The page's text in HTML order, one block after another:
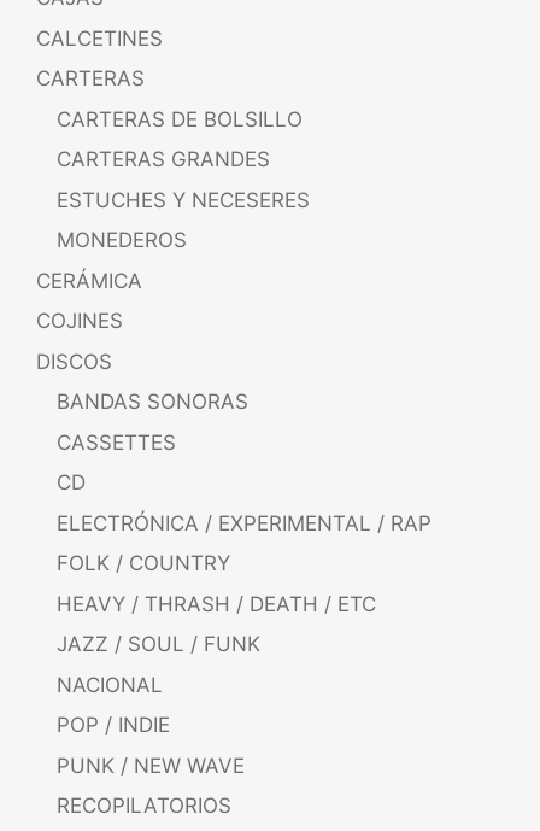
CALCETINES
CARTERAS
CARTERAS DE BOLSILLO
CARTERAS GRANDES
ESTUCHES Y NECESERES
MONEDEROS
CERÁMICA
COJINES
DISCOS
BANDAS SONORAS
CASSETTES
CD
ELECTRÓNICA / EXPERIMENTAL / RAP
FOLK / COUNTRY
HEAVY / THRASH / DEATH / ETC
JAZZ / SOUL / FUNK
NACIONAL
POP / INDIE
PUNK / NEW WAVE
RECOPILATORIOS